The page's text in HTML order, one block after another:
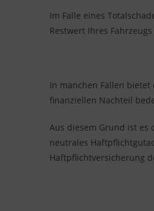
Im Falle eines
Restwert Ihres
In manchen Fällen
finanziellen Nachteil
Aus diesem Grund ist es
neutrales
Haftpflichtversicherung